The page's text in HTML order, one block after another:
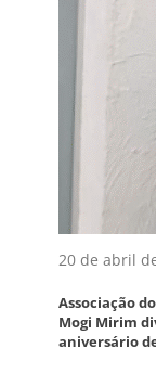
20 de abril
Associação
Mogi Mirim
aniversário